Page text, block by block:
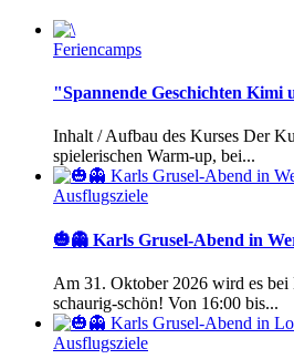
Feriencamps
"Spannende Geschichten Kimi
Inhalt / Aufbau des Kurses Der
spielerischen Warm-up, bei...
Ausflugsziele
🎃👻 Karls Grusel-Abend in
Am 31. Oktober 2026 wird es bei
schaurig-schön! Von 16:00 bis...
Ausflugsziele